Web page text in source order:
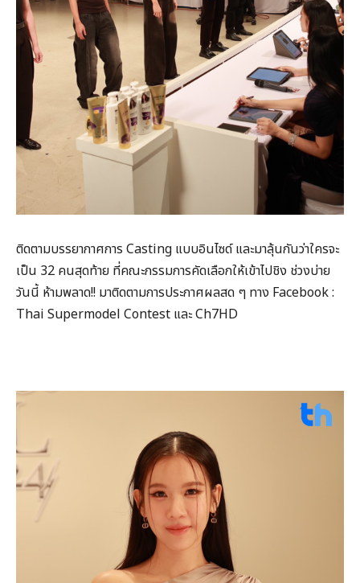
ติดตามบรรยากาศการ Casting แบบอินไซด์ และมาลุ้นกันว่าใครจะ
เป็น 32 คนสุดท้าย ที่คณะกรรมการคัดเลือกให้เข้าไปชิง ช่วงบ่าย
วันนี้ ห้ามพลาด!! มาติดตามการประกาศผลสด ๆ ทาง Facebook :
Thai Supermodel Contest และ Ch7HD